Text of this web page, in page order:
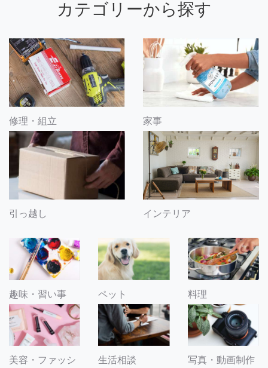
カテゴリーから探す
修理・組立 家事
引っ越し インテリア
趣味・習い事 ペット 料理
美容・ファッシ
生活相談 写真・動画制作